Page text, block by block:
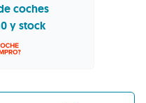
coches
y stock